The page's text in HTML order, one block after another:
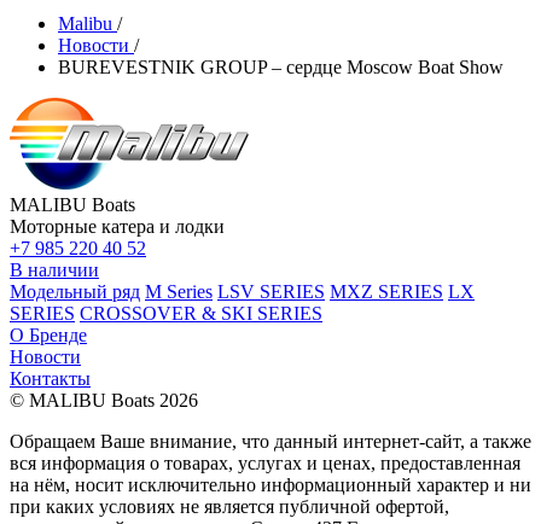
Malibu /
Новости /
BUREVESTNIK GROUP – сердце Moscow Boat Show
MALIBU Boats
Моторные катера и лодки
+7 985 220 40 52
В наличии
Модельный ряд M Series LSV SERIES MXZ SERIES LX
SERIES CROSSOVER & SKI SERIES
О Бренде
Новости
Контакты
© MALIBU Boats 2026
Обращаем Ваше внимание, что данный интернет-сайт, а также
вся информация о товарах, услугах и ценах, предоставленная
на нём, носит исключительно информационный характер и ни
при каких условиях не является публичной офертой,